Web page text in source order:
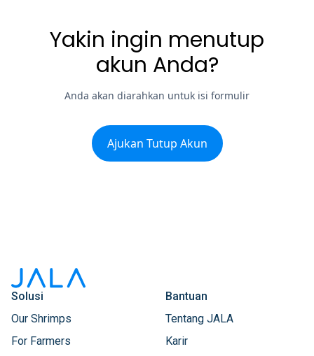
Yakin ingin menutup
akun Anda?
Anda akan diarahkan untuk isi formulir
Ajukan Tutup Akun
Solusi
Our Shrimps
For Farmers
Bantuan
Tentang JALA
Karir